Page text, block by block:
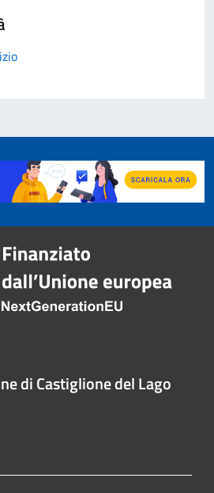
di Castiglione del Lago